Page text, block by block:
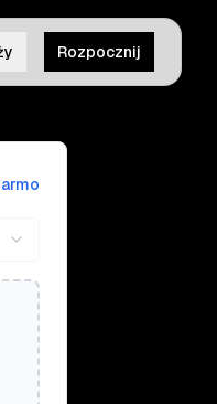
Rozpocznij